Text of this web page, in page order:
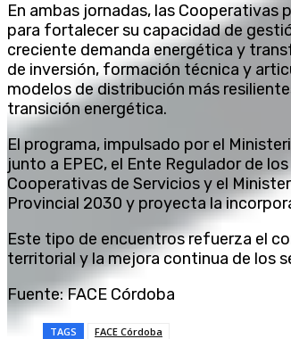
En ambas jornadas, las
para fortalecer su capacidad de
creciente demanda energética y
de inversión, formación técnica y
modelos de distribución más
transición energética.
El programa, impulsado por el
junto a EPEC, el Ente Regulador de
Cooperativas de Servicios y el
Provincial 2030 y proyecta la
Este tipo de encuentros refuerza el
territorial y la mejora continua de los
Fuente: FACE Córdoba
TAGS FACE Córdoba